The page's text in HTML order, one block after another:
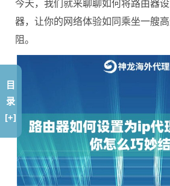
今天，我们就来聊聊如何将路由器
器，让你的网络体验如同乘坐一艘
阻。
目
录
[+]